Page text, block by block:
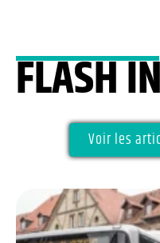
FLASH
Voir les